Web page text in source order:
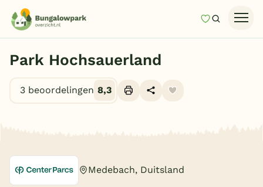
MijnZoeken
Last minutes
Top 12 aanbiedingen
Park Hochsauerland
3 beoordelingen 8,3
Medebach, Duitsland